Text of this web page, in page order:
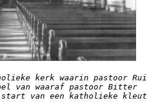
kerk waarin pastoor
van waaraf pastoor Bitter
van een katholieke